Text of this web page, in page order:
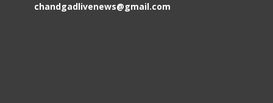
chandgadlivenews@gmail.com